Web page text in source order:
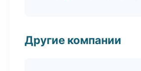
Другие компании